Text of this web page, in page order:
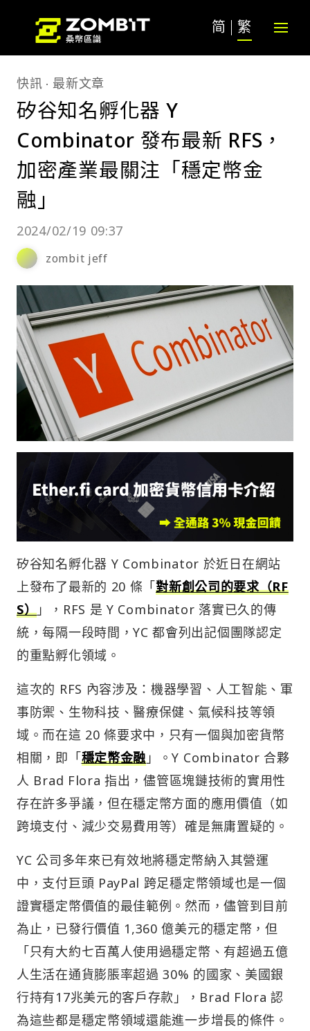
简 繁
快訊 最新文章
矽谷知名孵化器 Y
Combinator 發布最新 RFS，
加密產業最關注「穩定幣金
融」
2024/02/19 09:37
zombit jeff
矽谷知名孵化器 Y Combinator 於近日在網站
上發布了最新的 20 條「對新創公司的要求（RF
S） 」，RFS 是 Y Combinator 落實已久的傳
統，每隔一段時間，YC 都會列出記個團隊認定
的重點孵化領域。
這次的 RFS 內容涉及：機器學習、人工智能、軍
事防禦、生物科技、醫療保健、氣候科技等領
域。而在這 20 條要求中，只有一個與加密貨幣
相關，即「穩定幣金融 」。Y Combinator 合夥
人 Brad Flora 指出，儘管區塊鏈技術的實用性
存在許多爭議，但在穩定幣方面的應用價值（如
跨境支付、減少交易費用等）確是無庸置疑的。
YC 公司多年來已有效地將穩定幣納入其營運
中，支付巨頭 PayPal 跨足穩定幣領域也是一個
證實穩定幣價值的最佳範例。然而，儘管到目前
為止，已發行價值 1,360 億美元的穩定幣，但
「只有大約七百萬人使用過穩定幣、有超過五億
人生活在通貨膨脹率超過 30% 的國家、美國銀
行持有17兆美元的客戶存款」，Brad Flora 認
為這些都是穩定幣領域還能進一步增長的條件。